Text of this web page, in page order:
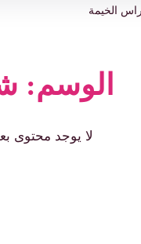
الخيمة
الوسم:
لا يوجد محتوى